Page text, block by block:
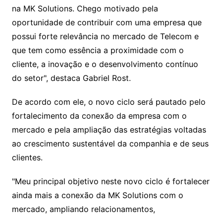
na MK Solutions. Chego motivado pela
oportunidade de contribuir com uma empresa que
possui forte relevância no mercado de Telecom e
que tem como essência a proximidade com o
cliente, a inovação e o desenvolvimento contínuo
do setor", destaca Gabriel Rost.
De acordo com ele, o novo ciclo será pautado pelo
fortalecimento da conexão da empresa com o
mercado e pela ampliação das estratégias voltadas
ao crescimento sustentável da companhia e de seus
clientes.
"Meu principal objetivo neste novo ciclo é fortalecer
ainda mais a conexão da MK Solutions com o
mercado, ampliando relacionamentos,